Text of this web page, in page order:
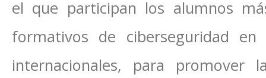
el que participan los alumnos
formativos de ciberseguridad
internacionales, para